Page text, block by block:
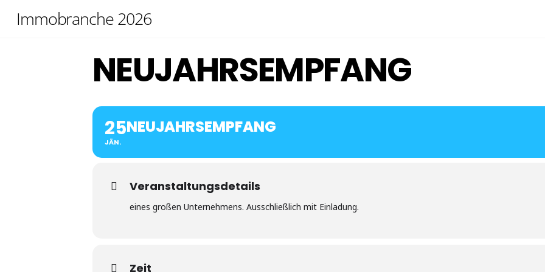
Immobranche 2026
NEUJAHRSEMPFANG
25
JÄN.
NEUJAHRSEMPFANG
Veranstaltungsdetails
eines großen Unternehmens. Ausschließlich mit Einladung.
Zeit